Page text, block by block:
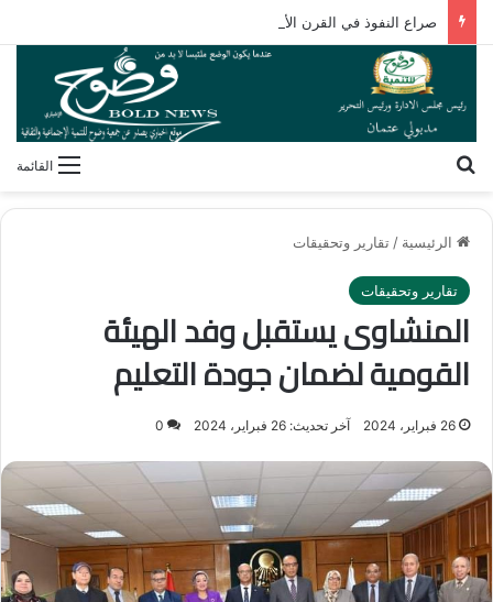
القائمة
الرئيسية / تقارير وتحقيقات
تقارير وتحقيقات
المنشاوى يستقبل وفد الهيئة
القومية لضمان جودة التعليم
26 فبراير، 2024 آخر تحديث: 26 فبراير، 2024 0